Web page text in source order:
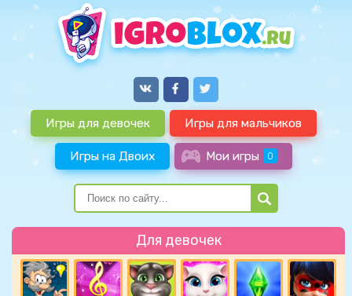
Игры для девочек Игры для мальчиков
Игры на Двоих Мои игры 0
Для девочек